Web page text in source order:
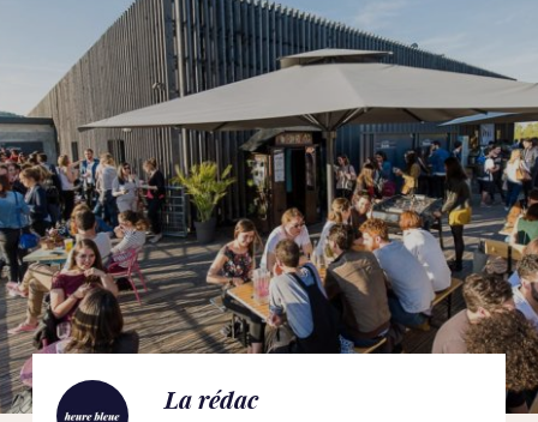
La rédac